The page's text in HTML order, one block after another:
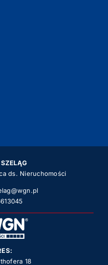
ds. Nieruchomości
18